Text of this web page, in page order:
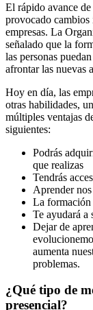
El rápido avance
provocado cambios
empresas. La
señalado que la
las personas
afrontar las nuevas
Hoy en día, las
otras habilidades,
múltiples ventajas
siguientes:
Podrás
que realizas
Tendrás
Aprender
La formación
Te ayudará a
Dejar de
aumenta
problemas.
¿Qué tipo de
presencial?